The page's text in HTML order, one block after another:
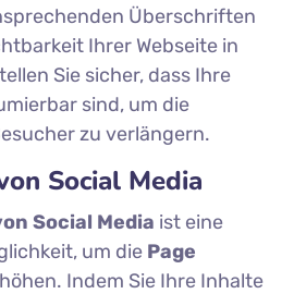
Überschriften
Ihrer Webseite in
Sie sicher, dass Ihre
sind, um die
zu verlängern.
Social Media
Social Media ist eine
um die Page
Indem Sie Ihre Inhalte